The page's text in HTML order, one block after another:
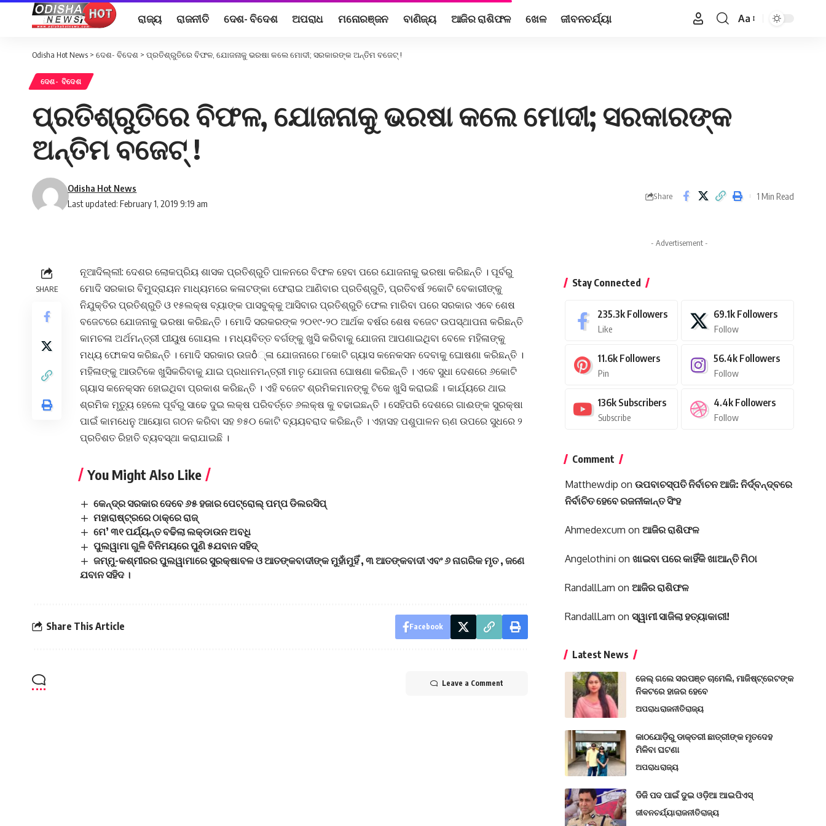
ରାଜ୍ୟ ରାଜନୀତି ଦେଶ- ବିଦେଶ ଅପରାଧ ମନୋରଞ୍ଜନ ବାଣିଜ୍ୟ ଆଜିର ରାଶିଫଳ ଖେଳ ଜୀବନଚର୍ଯ୍ୟା
Font
Aa
Odisha Hot News > ଦେଶ- ବିଦେଶ > ପ୍ରତିଶ୍ରୁତିରେ ବିଫଳ, ଯୋଜନାକୁ ଭରଷା କଲେ ମୋଦୀ; ସରକାରଙ୍କ ଅନ୍ତିମ ବଜେଟ୍ !
ଦେଶ- ବିଦେଶ
ପ୍ରତିଶ୍ରୁତିରେ ବିଫଳ, ଯୋଜନାକୁ ଭରଷା କଲେ ମୋଦୀ; ସରକାରଙ୍କ
ଅନ୍ତିମ ବଜେଟ୍ !
Last updated: February 1, 2019 9:19 am
Odisha Hot News
Share 1 Min Read
SHARE
ନୂଆଦିଲ୍ଲୀ: ଦେଶର ଲୋକପ୍ରିୟ ଶାସକ ପ୍ରତିଶ୍ରୁତି ପାଳନରେ ବିଫଳ ହେବା ପରେ ଯୋଜନାକୁ ଭରଷା କରିଛନ୍ତି । ପୂର୍ବରୁ
ମୋଦି ସରକାର ବିମୁଦ୍ରାୟନ ମାଧ୍ୟମରେ କଳାଟଙ୍କା ଫେରାଇ ଆଣିବାର ପ୍ରତିଶ୍ରୁତି, ପ୍ରତିବର୍ଷ ୨କୋଟି ବେକାରୀଙ୍କୁ
ନିଯୁକ୍ତିର ପ୍ରତିଶ୍ରୁତି ଓ ୧୫ଲକ୍ଷ ବ୍ୟାଙ୍କ ପାସବୁକ୍କୁ ଆସିବାର ପ୍ରତିଶ୍ରୁତି ଫେଲ ମାରିବା ପରେ ସରକାର ଏବେ ଶେଷ
ବଜେଟରେ ଯୋଜନାକୁ ଭରଷା କରିଛନ୍ତି । ମୋଦି ସରକରଙ୍କ ୨୦୧୯-୨୦ ଆର୍ଥକ ବର୍ଷର ଶେଷ ବଜେଟ ଉପସ୍ଥାପନା କରିଛନ୍ତି
କାମଚଳା ଅର୍ଥମନ୍ତ୍ରୀ ପୀୟୁଷ ଗୋୟଲ । ମଧ୍ୟବିତ୍ତ ବର୍ଗଙ୍କୁ ଖୁସି କରିବାକୁ ଯୋଜନା ଆପଣାଇଥିବା ବେଳେ ମହିଳାଙ୍କୁ
ମଧ୍ୟ ଫୋକସ କରିଛନ୍ତି । ମୋଦି ସରକାର ଉଜô୍ଳା ଯୋଜନାରେ ୮କୋଟି ଗ୍ୟାସ କନେକସନ ଦେବାକୁ ଘୋଷଣା କରିଛନ୍ତି ।
ମହିଳାଙ୍କୁ ଆଉଟିକେ ଖୁସିକରିବାକୁ ଯାଇ ପ୍ରଧାନମନ୍ତ୍ରୀ ମାତୃ ଯୋଜନା ଘୋଷଣା କରିଛନ୍ତି । ଏବେ ସୁଧା ଦେଶରେ ୬କୋଟି
ଗ୍ୟାସ କନେକ୍ସନ ହୋଇଥିବା ପ୍ରକାଶ କରିଛନ୍ତି । ଏହି ବଜେଟ ଶ୍ରମିକମାନଙ୍କୁ ଟିକେ ଖୁସି କରାଇଛି । କାର୍ଯ୍ୟରେ ଥାଇ
ଶ୍ରମିକ ମୃତ୍ୟୁ ହେଲେ ପୂର୍ବରୁ ସାଢେ ଦୁଇ ଲକ୍ଷ ପରିବର୍ତ୍ତେ ୬ଲକ୍ଷ କୁ ବଢାଇଛନ୍ତି । ସେହିପରି ଦେଶରେ ଗାଈଙ୍କ ସୁରକ୍ଷା
ପାଇଁ କାମଧେନୁ ଆୟୋଗ ଗଠନ କରିବା ସହ ୭୫୦ କୋଟି ବ୍ୟୟବରାଦ କରିଛନ୍ତି । ଏହାସହ ପଶୁପାଳନ ଋଣ ଉପରେ ସୁଧରେ ୨
ପ୍ରତିଶତ ରିହାତି ବ୍ୟବସ୍ଥା କରାଯାଇଛି ।
You Might Also Like
କେନ୍ଦ୍ର ସରକାର ଦେବେ ୬୫ ହଜାର ପେଟ୍ରୋଲ୍‍ ପମ୍ପ ଡିଲରସିପ୍‍
ମହାରାଷ୍ଟ୍ରରେ ଠାକ୍‌ରେ ରାଜ୍‌
ମେ’ ୩୧ ପର୍ଯ୍ୟନ୍ତ ବଢିଲା ଲକ୍‌ଡାଉନ ଅବଧି
ପୁଲୱାମା ଗୁଳି ବିନିମୟରେ ପୁଣି ୫ଯବାନ ସହିଦ୍
ଜମ୍ମୁ-କଶ୍ମୀରର ପୁଲୱାମାରେ ସୁରକ୍ଷାବଳ ଓ ଆତଙ୍କବାଦୀଙ୍କ ମୁହାଁମୁହିଁ , ୩ ଆତଙ୍କବାଦୀ ଏବଂ ୬ ନାଗରିକ ମୃତ , ଜଣେ
ଯବାନ ସହିଦ ।
Share This Article Facebook
Leave a Comment
- Advertisement -
Stay Connected
235.3k Followers
Like
69.1k Followers
Follow
11.6k Followers
Pin
56.4k Followers
Follow
136k Subscribers
Subscribe
4.4k Followers
Follow
Comment
Matthewdip on ଉପବାଚସ୍ପତି ନିର୍ବାଚନ ଆଜି: ନିର୍ଦ୍ବନ୍ଦ୍ବରେ
ନିର୍ବାଚିତ ହେବେ ରଜନୀକାନ୍ତ ସିଂହ
Ahmedexcum on ଆଜିର ରାଶିଫଳ
Angelothini on ଖାଇବା ପରେ କାହିଁକି ଖାଆନ୍ତି ମିଠା
RandallLam on ଆଜିର ରାଶିଫଳ
RandallLam on ସ୍ୱାମୀ ସାଜିଲା ହତ୍ୟାକାରୀ!
Latest News
ଜେଲ୍ ଗଲେ ସରପଞ୍ଚ ଚାମେଲି, ମାଜିଷ୍ଟ୍ରେଟଙ୍କ
ନିକଟରେ ହାଜର ହେବେ
ଅପରାଧରାଜନୀତିରାଜ୍ୟ
କାଠଯୋଡ଼ିରୁ ଡାକ୍ତରୀ ଛାତ୍ରୀଙ୍କ ମୃତଦେହ
ମିଳିବା ଘଟଣା
ଅପରାଧରାଜ୍ୟ
ଡିଜି ପଦ ପାଇଁ ଦୁଇ ଓଡ଼ିଆ ଆଇପିଏସ୍
ଜୀବନଚର୍ଯ୍ୟାରାଜନୀତିରାଜ୍ୟ